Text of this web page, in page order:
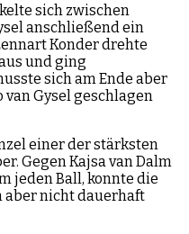
sich zwischen
anschließend ein
Konder drehte
und ging
sich am Ende aber
Gysel geschlagen
einer der stärksten
Gegen Kajsa van Dalm
jeden Ball, konnte die
aber nicht dauerhaft